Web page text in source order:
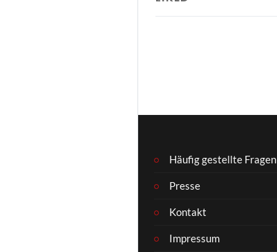
Häufig gestellte Fragen
Presse
Kontakt
Impressum